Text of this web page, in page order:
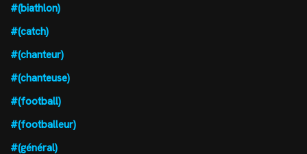
#(biathlon)
#(catch)
#(chanteur)
#(chanteuse)
#(football)
#(footballeur)
#(général)